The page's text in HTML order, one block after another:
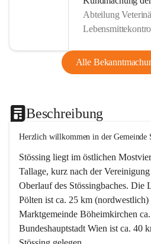
Abteilung
Alle
Beschreibung
Herzlich willkommen in der Gemeinde
Stössing liegt im östlichen
Tallage, kurz nach der
Oberlauf des Stössingbaches. Die
Pölten ist ca. 25 km (nordwestlich)
Marktgemeinde Böheimkirchen
Bundeshauptstadt Wien ist ca. 40